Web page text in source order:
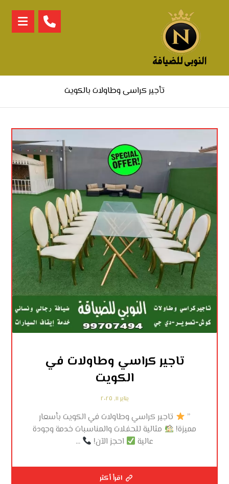
تأجير كراسى وطاولات بالكويت
تاجير كراسي وطاولات في
الكويت
يناير ١١, ٢٠٢٥
”
تاجير كراسي وطاولات في الكويت بأسعار
مميزة!
مثالية للحفلات والمناسبات خدمة وجودة
عالية
احجز الآن! ...
اقرأ أكثر